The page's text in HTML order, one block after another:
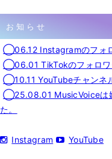
お知らせ
◯06.12 Instagramのフォ
◯06.01 TikTokのフォロワ
◯10.11 YouTubeチャンネ
◯25.08.01 MusicVoiceは
た。
Instagram YouTube